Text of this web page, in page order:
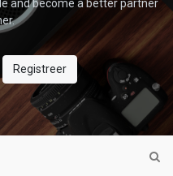
and become a better partner
Registreer